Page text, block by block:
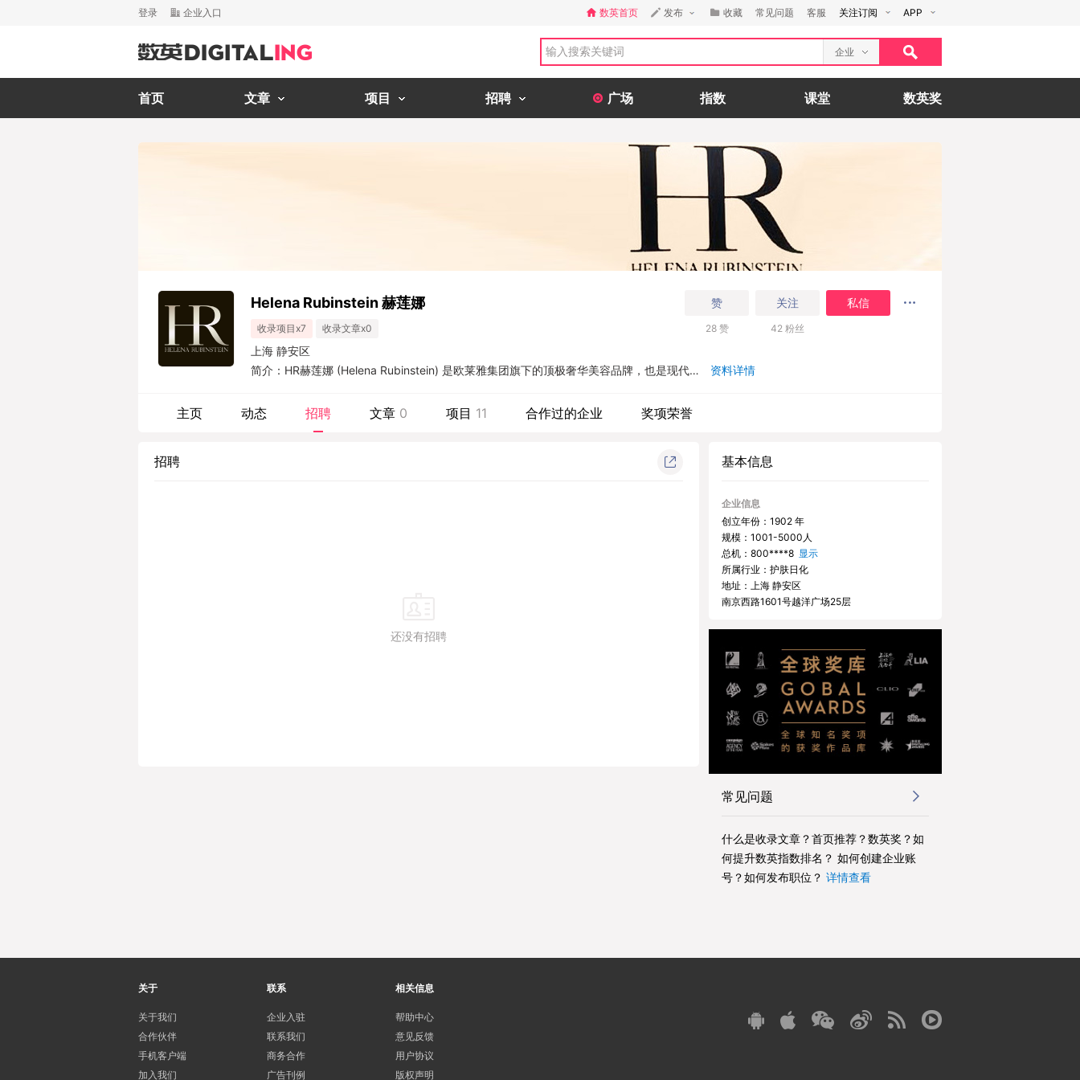
登录 企业入口 数英首页 发布 收藏 常见问题 客服 关注订阅 APP
企业
首页 文章 项目 招聘 广场 指数 课堂 数英奖
Helena Rubinstein 赫莲娜
收录项目x7 收录文章x0
赞 关注 私信
28赞 42 粉丝
上海 静安区
简介：HR赫莲娜 (Helena Rubinstein) 是欧莱雅集团旗下的顶极奢华美容品牌，也是现代美
的完美诠释。...
资料详情
主页 动态 招聘 文章 0 项目 11 合作过的企业 奖项荣誉
招聘
还没有招聘
基本信息
企业信息
创立年份：1902 年
规模：1001-5000人
总机： 800****8 显示
所属行业：护肤日化
地址：上海 静安区
南京西路1601号越洋广场25层
常见问题
什么是收录文章？首页推荐？数英奖？如
何提升数英指数排名？ 如何创建企业账
号？如何发布职位？ 详情查看
关于
关于我们
合作伙伴
手机客户端
加入我们
联系
企业入驻
联系我们
商务合作
广告刊例
相关信息
帮助中心
意见反馈
用户协议
版权声明